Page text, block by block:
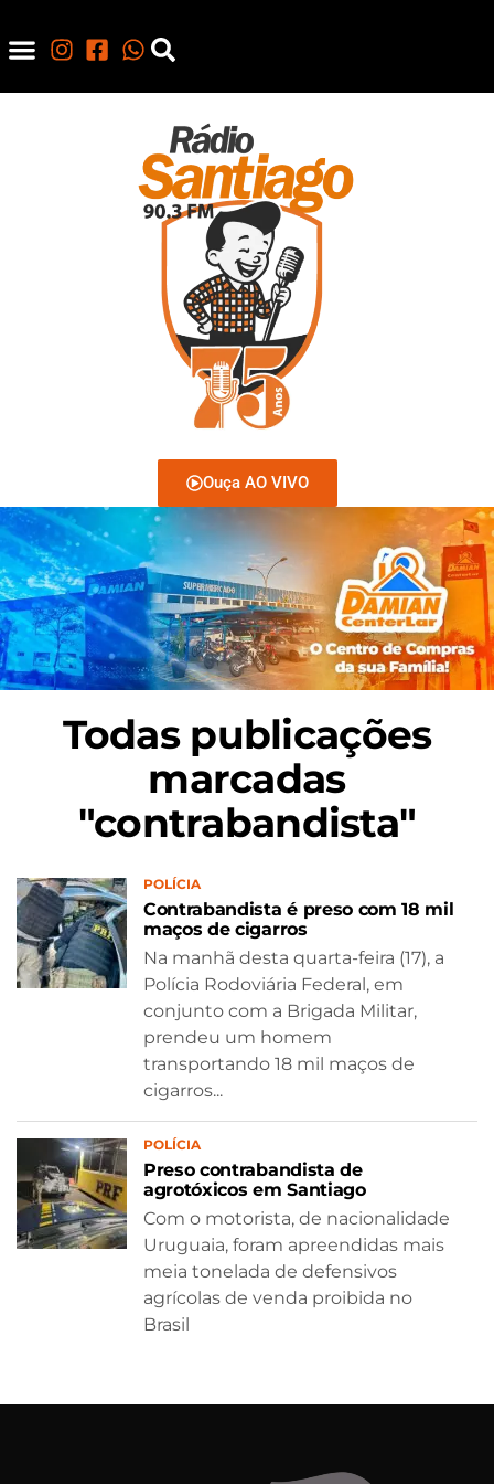
Ouça AO VIVO
Todas publicações
marcadas
"contrabandista"
POLÍCIA
Contrabandista é preso com 18 mil
maços de cigarros
Na manhã desta quarta-feira (17), a
Polícia Rodoviária Federal, em
conjunto com a Brigada Militar,
prendeu um homem
transportando 18 mil maços de
cigarros...
POLÍCIA
Preso contrabandista de
agrotóxicos em Santiago
Com o motorista, de nacionalidade
Uruguaia, foram apreendidas mais
meia tonelada de defensivos
agrícolas de venda proibida no
Brasil